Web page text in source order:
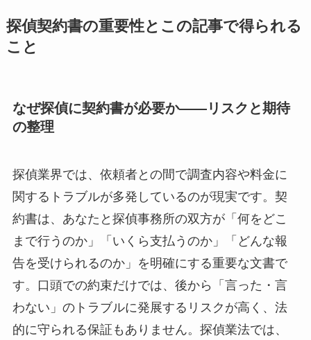
探偵契約書の重要性とこの記事で得られる
こと
なぜ探偵に契約書が必要か――リスクと期待
の整理
探偵業界では、依頼者との間で調査内容や料金に
関するトラブルが多発しているのが現実です。契
約書は、あなたと探偵事務所の双方が「何をどこ
まで行うのか」「いくら支払うのか」「どんな報
告を受けられるのか」を明確にする重要な文書で
す。口頭での約束だけでは、後から「言った・言
わない」のトラブルに発展するリスクが高く、法
的に守られる保証もありません。探偵業法では、